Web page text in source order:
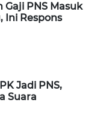
Gaji PNS Masuk
Ini Respons
Jadi PNS,
Suara